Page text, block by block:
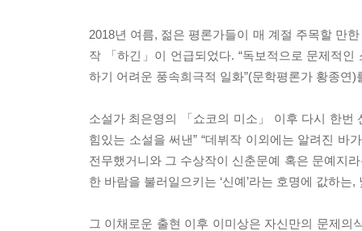
2018년 여름, 젊은 평론가들이 매 계절 주목할 만
작 「하긴」이 언급되었다. “독보적으로 문제적
하기 어려운 풍속희극적 일화”(문학평론가 황종
소설가 최은영의 「쇼코의 미소」 이후 다시 한번
힘있는 소설을 써낸” “데뷔작 이외에는 알려진 바
전무했거니와 그 수상작이 신춘문예 혹은 문예지
한 바람을 불러일으키는 ‘신예’라는 호명에 값하
그 이채로운 출현 이후 이미상은 자신만의 문제의